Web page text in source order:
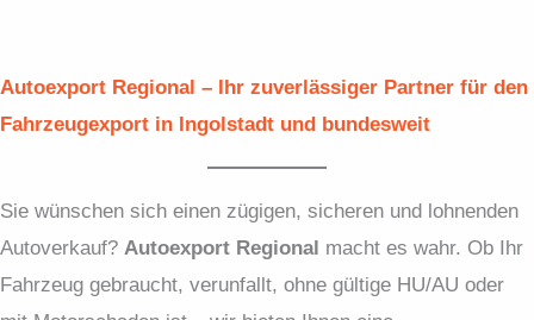
Autoexport Regional – Ihr zuverlässiger Partner für den
Fahrzeugexport in Ingolstadt und bundesweit
Sie wünschen sich einen zügigen, sicheren und lohnenden
Autoverkauf? Autoexport Regional macht es wahr. Ob Ihr
Fahrzeug gebraucht, verunfallt, ohne gültige HU/AU oder